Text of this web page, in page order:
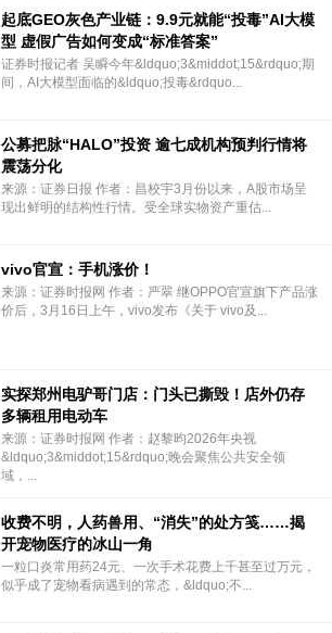
起底GEO灰色产业链：9.9元就能“投毒”AI大模
型 虚假广告如何变成“标准答案”
证券时报记者 吴瞬今年&ldquo;3&middot;15&rdquo;期
间，AI大模型面临的&ldquo;投毒&rdquo...
公募把脉“HALO”投资 逾七成机构预判行情将
震荡分化
来源：证券日报 作者：昌校宇3月份以来，A股市场呈
现出鲜明的结构性行情。受全球实物资产重估...
vivo官宣：手机涨价！
来源：证券时报网 作者：严翠 继OPPO官宣旗下产品涨
价后，3月16日上午，vivo发布《关于 vivo及...
实探郑州电驴哥门店：门头已撕毁！店外仍存
多辆租用电动车
来源：证券时报网 作者：赵黎昀2026年央视
&ldquo;3&middot;15&rdquo;晚会聚焦公共安全领
域，...
收费不明，人药兽用、“消失”的处方笺……揭
开宠物医疗的冰山一角
一粒口炎常用药24元、一次手术花费上千甚至过万元，
似乎成了宠物看病遇到的常态，&ldquo;不...